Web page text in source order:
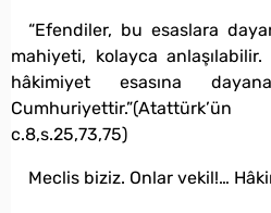
“Efendiler, bu esaslara
mahiyeti, kolayca
hâkimiyet esasına
c.8,s.25,73,75)
Meclis biziz. Onlar vekil!…